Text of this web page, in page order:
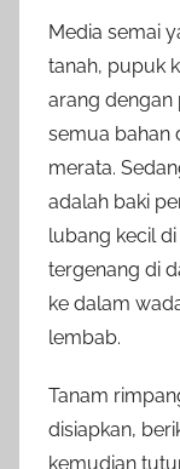
Media semai
tanah, pupuk
arang dengan
semua bahan
merata.
adalah baki
lubang kecil
tergenang di
ke dalam
lembab.
Tanam
disiapkan,
kemudian